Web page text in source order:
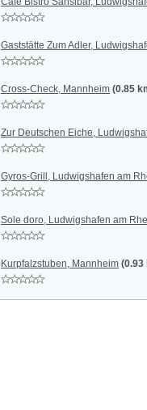
Gaststätte Zum Adler,
Cross-Check, Mannheim (0.85
Zur Deutschen Eiche,
Gyros-Grill, Ludwigshafen am
Sole doro, Ludwigshafen am
Kurpfalzstuben, Mannheim (0.93